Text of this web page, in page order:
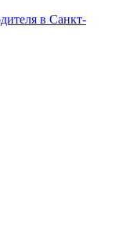
в Санкт-